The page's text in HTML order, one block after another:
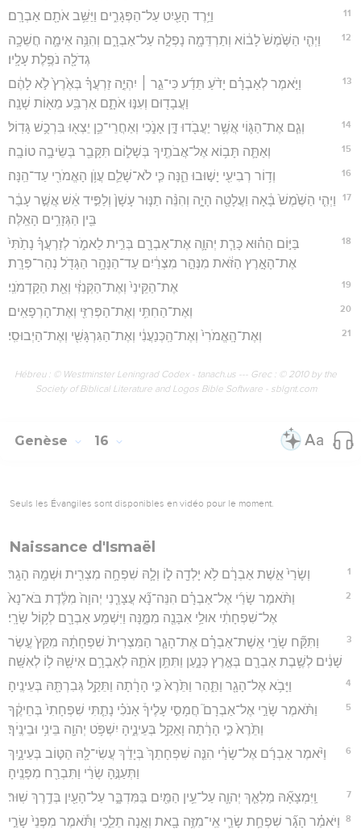
11 וַיֵּ֥רֶד הָעַ֖יִט עַל־הַפְּגָרִ֑ים וַיַּשֵּׁ֥ב אֹתָ֖ם אַבְרָֽם׃
12
וַיְהִ֤י הַשֶּׁ֙מֶשׁ֙ לָב֔וֹא וְתַרְדֵּמָ֖ה נָפְלָ֣ה עַל־אַבְרָ֑ם וְהִנֵּ֥ה אֵימָ֛ה חֲשֵׁכָ֥ה
גְדֹלָ֖ה נֹפֶ֥לֶת עָלָֽיו׃
13
וַיֹּ֣אמֶר לְאַבְרָ֗ם יָדֹ֨עַ תֵּדַ֜ע כִּי־גֵ֣ר ׀ יִהְיֶ֣ה זַרְעֲךָ֗ בְּאֶ֙רֶץ֙ לֹ֣א לָהֶ֔ם
וַעֲבָד֖וּם וְעִנּ֣וּ אֹתָ֑ם אַרְבַּ֥ע מֵא֖וֹת שָׁנָֽה׃
14 וְגַ֧ם אֶת־הַגּ֛וֹי אֲשֶׁ֥ר יַעֲבֹ֖דוּ דָּ֣ן אָנֹ֑כִי וְאַחֲרֵי־כֵ֥ן יֵצְא֖וּ בִּרְכֻ֥שׁ גָּדֽוֹל׃
15 וְאַתָּ֛ה תָּב֥וֹא אֶל־אֲבֹתֶ֖יךָ בְּשָׁל֑וֹם תִּקָּבֵ֖ר בְּשֵׂיבָ֥ה טוֹבָֽה׃
16 וְד֥וֹר רְבִיעִ֖י יָשׁ֣וּבוּ הֵ֑נָּה כִּ֧י לֹא־שָׁלֵ֛ם עֲוֺ֥ן הָאֱמֹרִ֖י עַד־הֵֽנָּה׃
17
וַיְהִ֤י הַשֶּׁ֙מֶשׁ֙ בָּ֔אָה וַעֲלָטָ֖ה הָיָ֑ה וְהִנֵּ֨ה תַנּ֤וּר עָשָׁן֙ וְלַפִּ֣יד אֵ֔שׁ אֲשֶׁ֣ר עָבַ֔ר
בֵּ֖ין הַגְּזָרִ֥ים הָאֵֽלֶּה׃
18
בַּיּ֣וֹם הַה֗וּא כָּרַ֧ת יְהוָ֛ה אֶת־אַבְרָ֖ם בְּרִ֣ית לֵאמֹ֑ר לְזַרְעֲךָ֗ נָתַ֙תִּי֙
אֶת־הָאָ֣רֶץ הַזֹּ֔את מִנְּהַ֣ר מִצְרַ֔יִם עַד־הַנָּהָ֥ר הַגָּדֹ֖ל נְהַר־פְּרָֽת׃
19 אֶת־הַקֵּינִי֙ וְאֶת־הַקְּנִזִּ֔י וְאֵ֖ת הַקַּדְמֹנִֽי׃
20 וְאֶת־הַחִתִּ֥י וְאֶת־הַפְּרִזִּ֖י וְאֶת־הָרְפָאִֽים׃
21 וְאֶת־הָֽאֱמֹרִי֙ וְאֶת־הַֽכְּנַעֲנִ֔י וְאֶת־הַגִּרְגָּשִׁ֖י וְאֶת־הַיְבוּסִֽי׃
Hébreu : © Westminster Leningrad Codex - tanach.us --- Grec : © 2010 by the
Society of Biblical Literature and Logos Bible Software - sblgnt.com
Genèse 16
Seuls les Évangiles sont disponibles en vidéo pour le moment.
Naissance d'Ismaël
1 וְשָׂרַי֙ אֵ֣שֶׁת אַבְרָ֔ם לֹ֥א יָלְדָ֖ה ל֑וֹ וְלָ֛הּ שִׁפְחָ֥ה מִצְרִ֖ית וּשְׁמָ֥הּ הָגָֽר׃
2
וַתֹּ֨אמֶר שָׂרַ֜י אֶל־אַבְרָ֗ם הִנֵּה־נָ֞א עֲצָרַ֤נִי יְהוָה֙ מִלֶּ֔דֶת בֹּא־נָא֙
אֶל־שִׁפְחָתִ֔י אוּלַ֥י אִבָּנֶ֖ה מִמֶּ֑נָּה וַיִּשְׁמַ֥ע אַבְרָ֖ם לְק֥וֹל שָׂרָֽי׃
3
וַתִּקַּ֞ח שָׂרַ֣י אֵֽשֶׁת־אַבְרָ֗ם אֶת־הָגָ֤ר הַמִּצְרִית֙ שִׁפְחָתָ֔הּ מִקֵּץ֙ עֶ֣שֶׂר
שָׁנִ֔ים לְשֶׁ֥בֶת אַבְרָ֖ם בְּאֶ֣רֶץ כְּנָ֑עַן וַתִּתֵּ֥ן אֹתָ֛הּ לְאַבְרָ֥ם אִישָׁ֖הּ ל֥וֹ לְאִשָּֽׁה׃
4 וַיָּבֹ֥א אֶל־הָגָ֖ר וַתַּ֑הַר וַתֵּ֙רֶא֙ כִּ֣י הָרָ֔תָה וַתֵּקַ֥ל גְּבִרְתָּ֖הּ בְּעֵינֶֽיהָ׃
5
וַתֹּ֨אמֶר שָׂרַ֣י אֶל־אַבְרָם֮ חֲמָסִ֣י עָלֶיךָ֒ אָנֹכִ֗י נָתַ֤תִּי שִׁפְחָתִי֙ בְּחֵיקֶ֔ךָ
וַתֵּ֙רֶא֙ כִּ֣י הָרָ֔תָה וָאֵקַ֖ל בְּעֵינֶ֑יהָ יִשְׁפֹּ֥ט יְהוָ֖ה בֵּינִ֥י וּבֵינֶֽיׄךָ׃
6
וַיֹּ֨אמֶר אַבְרָ֜ם אֶל־שָׂרַ֗י הִנֵּ֤ה שִׁפְחָתֵךְ֙ בְּיָדֵ֔ךְ עֲשִׂי־לָ֖הּ הַטּ֣וֹב בְּעֵינָ֑יִךְ
וַתְּעַנֶּ֣הָ שָׂרַ֔י וַתִּבְרַ֖ח מִפָּנֶֽיהָ׃
7 וַֽיִּמְצָאָ֞הּ מַלְאַ֧ךְ יְהוָ֛ה עַל־עֵ֥ין הַמַּ֖יִם בַּמִּדְבָּ֑ר עַל־הָעַ֖יִן בְּדֶ֥רֶךְ שֽׁוּר׃
8
וַיֹּאמַ֗ר הָגָ֞ר שִׁפְחַ֥ת שָׂרַ֛י אֵֽי־מִזֶּ֥ה בָ֖את וְאָ֣נָה תֵלֵ֑כִי וַתֹּ֕אמֶר מִפְּנֵי֙ שָׂרַ֣י